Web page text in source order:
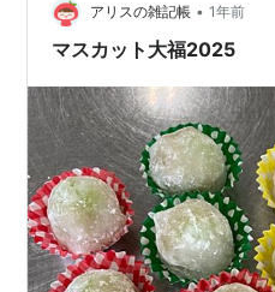
味は抹茶の風味が強く、白小
す。餡の感じもありつつ抹茶
アリスの雑記帳 • 1年前
マスカット大福2025